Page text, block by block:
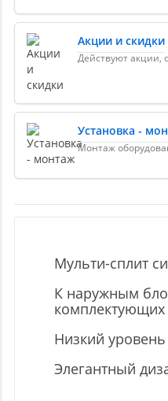
Акции и скидки
Действуют акции,
Установка -
Монтаж
Мульти-сплит
К наружным
комплектующих
Низкий
Элегантный